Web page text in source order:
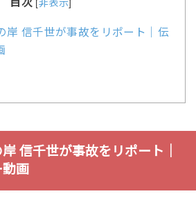
目次 [非表示]
岸 信千世が事故をリポート｜伝
信千世が事故をリポート｜
画